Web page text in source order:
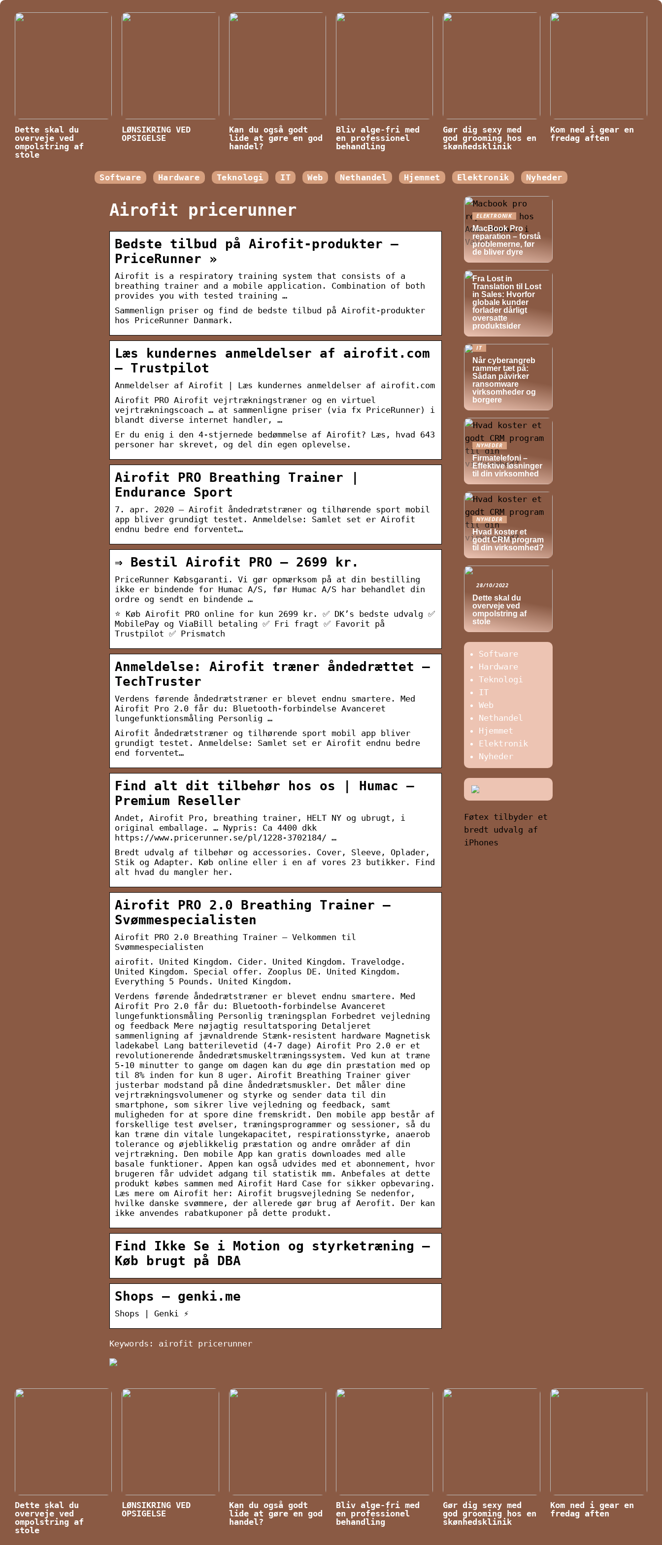
Dette skal du
overveje ved
ompolstring af
stole
LØNSIKRING VED
OPSIGELSE
Kan du også godt
lide at gøre en god
handel?
Bliv alge-fri med
en professionel
behandling
Gør dig sexy med
god grooming hos en
skønhedsklinik
Kom ned i gear en
fredag aften
Software Hardware Teknologi IT Web Nethandel Hjemmet Elektronik Nyheder
Airofit pricerunner
Bedste tilbud på Airofit-produkter –
PriceRunner »
Airofit is a respiratory training system that consists of a
breathing trainer and a mobile application. Combination of both
provides you with tested training …
Sammenlign priser og find de bedste tilbud på Airofit-produkter
hos PriceRunner Danmark.
Læs kundernes anmeldelser af airofit.com
– Trustpilot
Anmeldelser af Airofit | Læs kundernes anmeldelser af airofit.com
Airofit PRO Airofit vejrtrækningstræner og en virtuel
vejrtrækningscoach … at sammenligne priser (via fx PriceRunner) i
blandt diverse internet handler, …
Er du enig i den 4-stjernede bedømmelse af Airofit? Læs, hvad 643
personer har skrevet, og del din egen oplevelse.
Airofit PRO Breathing Trainer |
Endurance Sport
7. apr. 2020 — Airofit åndedrætstræner og tilhørende sport mobil
app bliver grundigt testet. Anmeldelse: Samlet set er Airofit
endnu bedre end forventet…
⇒ Bestil Airofit PRO – 2699 kr.
PriceRunner Købsgaranti. Vi gør opmærksom på at din bestilling
ikke er bindende for Humac A/S, før Humac A/S har behandlet din
ordre og sendt en bindende …
⭐ Køb Airofit PRO online for kun 2699 kr. ✅ DK’s bedste udvalg ✅
MobilePay og ViaBill betaling ✅ Fri fragt ✅ Favorit på
Trustpilot ✅ Prismatch
Anmeldelse: Airofit træner åndedrættet –
TechTruster
Verdens førende åndedrætstræner er blevet endnu smartere. Med
Airofit Pro 2.0 får du: Bluetooth-forbindelse Avanceret
lungefunktionsmåling Personlig …
Airofit åndedrætstræner og tilhørende sport mobil app bliver
grundigt testet. Anmeldelse: Samlet set er Airofit endnu bedre
end forventet…
Find alt dit tilbehør hos os | Humac –
Premium Reseller
Andet, Airofit Pro, breathing trainer, HELT NY og ubrugt, i
original emballage. … Nypris: Ca 4400 dkk
https://www.pricerunner.se/pl/1228-3702184/ …
Bredt udvalg af tilbehør og accessories. Cover, Sleeve, Oplader,
Stik og Adapter. Køb online eller i en af vores 23 butikker. Find
alt hvad du mangler her.
Airofit PRO 2.0 Breathing Trainer –
Svømmespecialisten
Airofit PRO 2.0 Breathing Trainer – Velkommen til
Svømmespecialisten
airofit. United Kingdom. Cider. United Kingdom. Travelodge.
United Kingdom. Special offer. Zooplus DE. United Kingdom.
Everything 5 Pounds. United Kingdom.
Verdens førende åndedrætstræner er blevet endnu smartere. Med
Airofit Pro 2.0 får du: Bluetooth-forbindelse Avanceret
lungefunktionsmåling Personlig træningsplan Forbedret vejledning
og feedback Mere nøjagtig resultatsporing Detaljeret
sammenligning af jævnaldrende Stænk-resistent hardware Magnetisk
ladekabel Lang batterilevetid (4-7 dage) Airofit Pro 2.0 er et
revolutionerende åndedrætsmuskeltræningssystem. Ved kun at træne
5-10 minutter to gange om dagen kan du øge din præstation med op
til 8% inden for kun 8 uger. Airofit Breathing Trainer giver
justerbar modstand på dine åndedrætsmuskler. Det måler dine
vejrtrækningsvolumener og styrke og sender data til din
smartphone, som sikrer live vejledning og feedback, samt
muligheden for at spore dine fremskridt. Den mobile app består af
forskellige test øvelser, træningsprogrammer og sessioner, så du
kan træne din vitale lungekapacitet, respirationsstyrke, anaerob
tolerance og øjeblikkelig præstation og andre områder af din
vejrtrækning. Den mobile App kan gratis downloades med alle
basale funktioner. Appen kan også udvides med et abonnement, hvor
brugeren får udvidet adgang til statistik mm. Anbefales at dette
produkt købes sammen med Airofit Hard Case for sikker opbevaring.
Læs mere om Airofit her: Airofit brugsvejledning Se nedenfor,
hvilke danske svømmere, der allerede gør brug af Aerofit. Der kan
ikke anvendes rabatkuponer på dette produkt.
Find Ikke Se i Motion og styrketræning –
Køb brugt på DBA
Shops – genki.me
Shops | Genki ⚡
Keywords: airofit pricerunner
ELEKTRONIK
MacBook Pro
reparation – forstå
problemerne, før
de bliver dyre
Fra Lost in
Translation til Lost
in Sales: Hvorfor
globale kunder
forlader dårligt
oversatte
produktsider
IT
Når cyberangreb
rammer tæt på:
Sådan påvirker
ransomware
virksomheder og
borgere
NYHEDER
Firmatelefoni –
Effektive løsninger
til din virksomhed
NYHEDER
Hvad koster et
godt CRM program
til din virksomhed?
28/10/2022
Dette skal du
overveje ved
ompolstring af
stole
Software
Hardware
Teknologi
IT
Web
Nethandel
Hjemmet
Elektronik
Nyheder
Føtex tilbyder et
bredt udvalg af
iPhones
Dette skal du
overveje ved
ompolstring af
stole
LØNSIKRING VED
OPSIGELSE
Kan du også godt
lide at gøre en god
handel?
Bliv alge-fri med
en professionel
behandling
Gør dig sexy med
god grooming hos en
skønhedsklinik
Kom ned i gear en
fredag aften